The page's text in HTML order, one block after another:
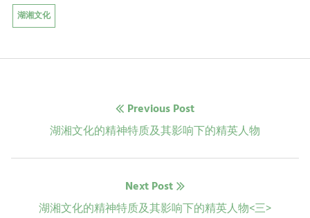
湖湘文化
导
Previous Post
Previous
湖湘文化的精神特质及其影响下的精英人物
Next Post
Next
湖湘文化的精神特质及其影响下的精英人物<三>